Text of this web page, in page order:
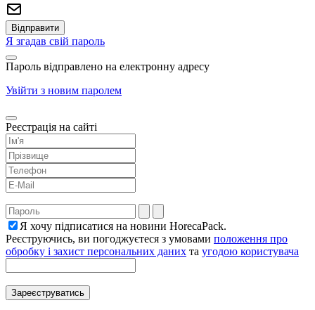
Я згадав свій пароль
Пароль відправлено на електронну адресу
Увійти з новим паролем
Реєстрація на сайті
Я хочу підписатися на новини HorecaPack.
Реєструючись, ви погоджуєтеся з умовами положення про
обробку і захист персональних даних та угодою користувача